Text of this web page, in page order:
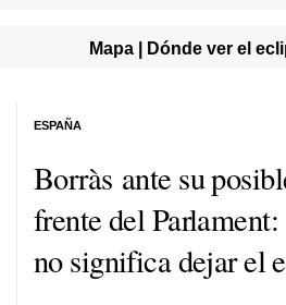
Mapa | Dónde ver el
Borràs ante su
frente del
no significa dejar el
ESPAÑA